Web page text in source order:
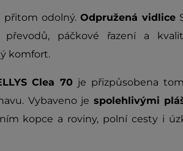
přitom odolný. Odpružená vidlice
páčkové řazení a
komfort.
Clea 70 je přizpůsobena
Vybaveno je spolehlivými
kopce a roviny, polní cesty i